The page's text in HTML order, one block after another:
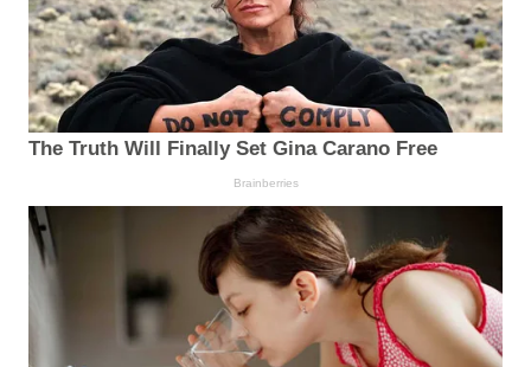
The Truth Will Finally Set Gina Carano Free
Brainberries